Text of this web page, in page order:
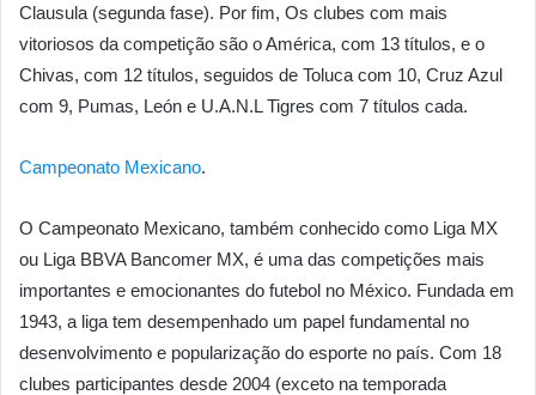
Clausula (segunda fase). Por fim, Os clubes com mais
vitoriosos da competição são o América, com 13 títulos, e o
Chivas, com 12 títulos, seguidos de Toluca com 10, Cruz Azul
com 9, Pumas, León e U.A.N.L Tigres com 7 títulos cada.
Campeonato Mexicano.
O Campeonato Mexicano, também conhecido como Liga MX
ou Liga BBVA Bancomer MX, é uma das competições mais
importantes e emocionantes do futebol no México. Fundada em
1943, a liga tem desempenhado um papel fundamental no
desenvolvimento e popularização do esporte no país. Com 18
clubes participantes desde 2004 (exceto na temporada